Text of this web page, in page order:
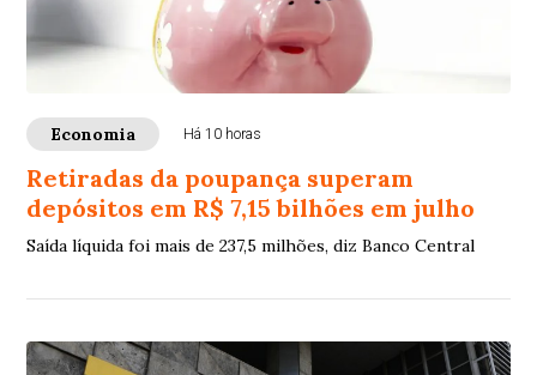
Economia Há 10 horas
Retiradas da poupança superam
depósitos em R$ 7,15 bilhões em julho
Saída líquida foi mais de 237,5 milhões, diz Banco Central